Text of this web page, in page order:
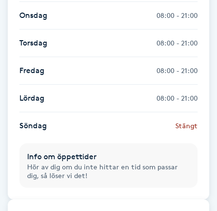
Huduppstramning
Hyaluronsyra
Hyperhidros
Hypnos
Hårborttagning
Onsdag 08:00 - 21:00
Torsdag 08:00 - 21:00
Fredag 08:00 - 21:00
Lördag 08:00 - 21:00
Söndag Stängt
Info om öppettider
Hör av dig om du inte hittar en tid som passar
dig, så löser vi det!